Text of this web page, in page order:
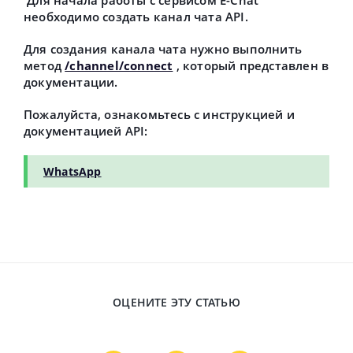
необходимо создать канал чата API.
Для создания канала чата нужно выполнить
метод/channel/connect , который представлен в
документации.
Пожалуйста, ознакомьтесь с инструкцией и
документацией API:
WhatsApp
ОЦЕНИТЕ ЭТУ СТАТЬЮ